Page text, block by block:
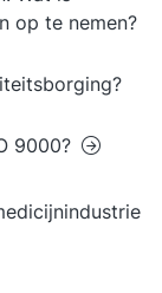
op te nemen?
9000?